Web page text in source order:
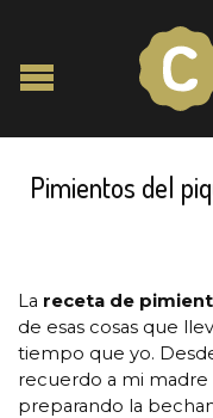
Pimientos del
La receta de
de esas cosas que
tiempo que yo.
recuerdo a mi
preparando la